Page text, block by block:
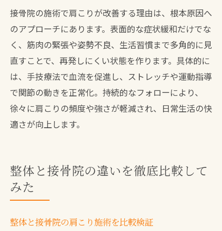
接骨院の施術で肩こりが改善する理由は、根本原因へ
のアプローチにあります。表面的な症状緩和だけでな
く、筋肉の緊張や姿勢不良、生活習慣まで多角的に見
直すことで、再発しにくい状態を作ります。具体的に
は、手技療法で血流を促進し、ストレッチや運動指導
で関節の動きを正常化。持続的なフォローにより、
徐々に肩こりの頻度や強さが軽減され、日常生活の快
適さが向上します。
整体と接骨院の違いを徹底比較して
みた
整体と接骨院の肩こり施術を比較検証